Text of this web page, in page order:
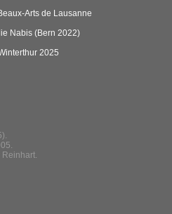
Arts de Lausanne
Nabis (Bern 2022)
2025
Reinhart.